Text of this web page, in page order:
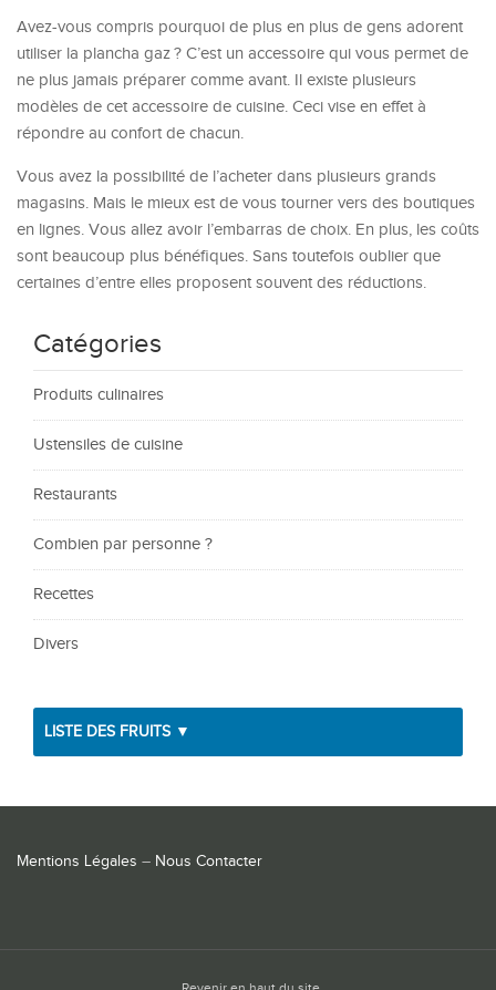
Avez-vous compris pourquoi de plus en plus de gens adorent
utiliser la plancha gaz ? C’est un accessoire qui vous permet de
ne plus jamais préparer comme avant. Il existe plusieurs
modèles de cet accessoire de cuisine. Ceci vise en effet à
répondre au confort de chacun.
Vous avez la possibilité de l’acheter dans plusieurs grands
magasins. Mais le mieux est de vous tourner vers des boutiques
en lignes. Vous allez avoir l’embarras de choix. En plus, les coûts
sont beaucoup plus bénéfiques. Sans toutefois oublier que
certaines d’entre elles proposent souvent des réductions.
Catégories
Produits culinaires
Ustensiles de cuisine
Restaurants
Combien par personne ?
Recettes
Divers
LISTE DES FRUITS ▼
Mentions Légales – Nous Contacter